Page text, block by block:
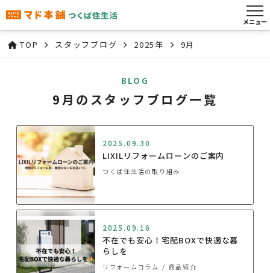
メニュー
TOP スタッフブログ 2025年 9月
BLOG
9月のスタッフブログ一覧
2025.09.30
LIXILリフォームローンのご案内
つくば住生活の取り組み
2025.09.16
不在でも安心！宅配BOXで快適な暮
らしを
リフォームコラム 商品紹介